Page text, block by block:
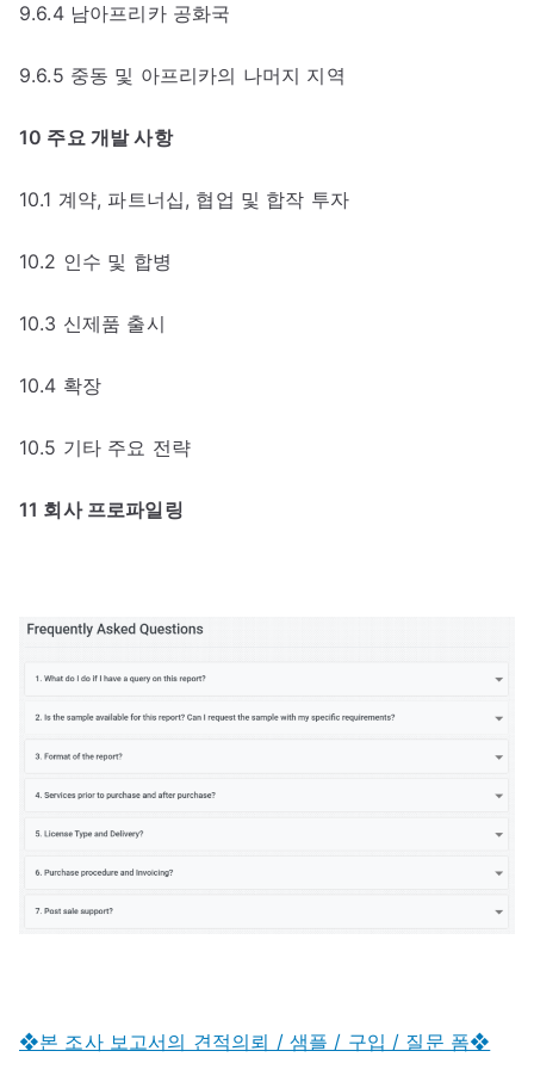
9.6.4 남아프리카 공화국
9.6.5 중동 및 아프리카의 나머지 지역
10 주요 개발 사항
10.1 계약, 파트너십, 협업 및 합작 투자
10.2 인수 및 합병
10.3 신제품 출시
10.4 확장
10.5 기타 주요 전략
11 회사 프로파일링
❖본 조사 보고서의 견적의뢰 / 샘플 / 구입 / 질문 폼❖